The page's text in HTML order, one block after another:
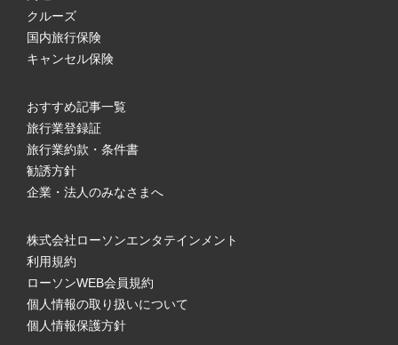
クルーズ
国内旅行保険
キャンセル保険
おすすめ記事一覧
旅行業登録証
旅行業約款・条件書
勧誘方針
企業・法人のみなさまへ
株式会社ローソンエンタテインメント
利用規約
ローソンWEB会員規約
個人情報の取り扱いについて
個人情報保護方針